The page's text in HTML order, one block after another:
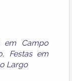
em Campo
, Festas em
Largo